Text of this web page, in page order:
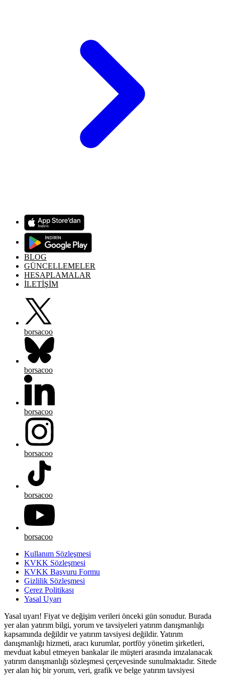
BLOG
GÜNCELLEMELER
HESAPLAMALAR
İLETİŞİM
borsacoo
borsacoo
borsacoo
borsacoo
borsacoo
borsacoo
Kullanım Sözleşmesi
KVKK Sözleşmesi
KVKK Başvuru Formu
Gizlilik Sözleşmesi
Çerez Politikası
Yasal Uyarı
Yasal uyarı! Fiyat ve değişim verileri önceki gün sonudur. Burada
yer alan yatırım bilgi, yorum ve tavsiyeleri yatırım danışmanlığı
kapsamında değildir ve yatırım tavsiyesi değildir. Yatırım
danışmanlığı hizmeti, aracı kurumlar, portföy yönetim şirketleri,
mevduat kabul etmeyen bankalar ile müşteri arasında imzalanacak
yatırım danışmanlığı sözleşmesi çerçevesinde sunulmaktadır. Sitede
yer alan hiç bir yorum, veri, grafik ve belge yatırım tavsiyesi